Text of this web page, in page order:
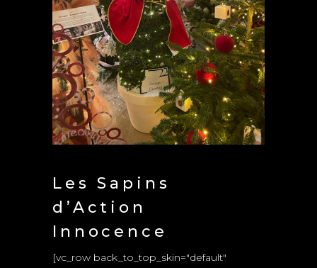
Les Sapins
d’Action
Innocence
[vc_row back_to_top_skin="default"